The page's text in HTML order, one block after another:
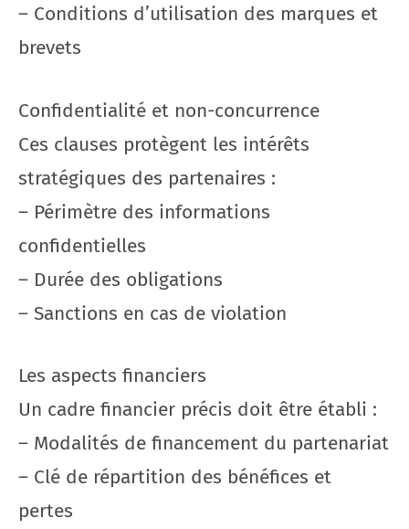
– Conditions d’utilisation des marques et
brevets
Confidentialité et non-concurrence
Ces clauses protègent les intérêts
stratégiques des partenaires :
– Périmètre des informations
confidentielles
– Durée des obligations
– Sanctions en cas de violation
Les aspects financiers
Un cadre financier précis doit être établi :
– Modalités de financement du partenariat
– Clé de répartition des bénéfices et
pertes